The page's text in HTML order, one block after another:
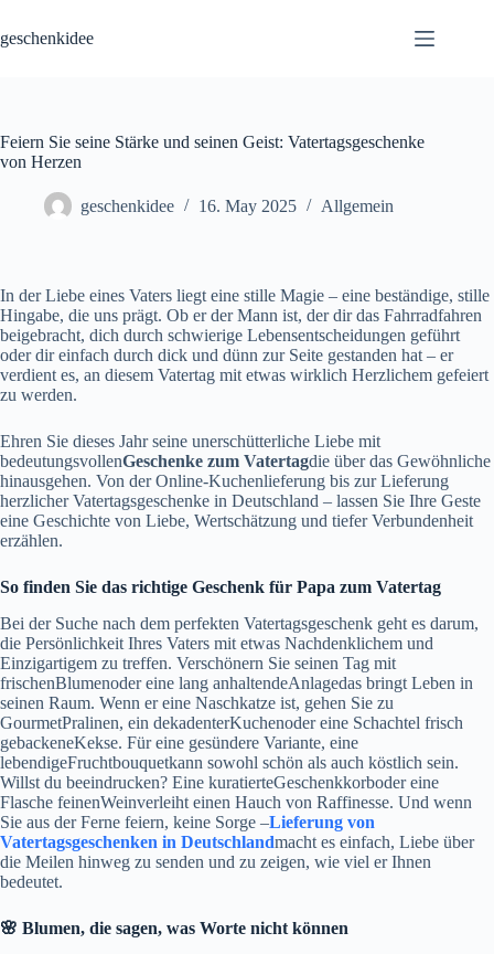
content
geschenkidee
Feiern Sie seine Stärke und seinen Geist: Vatertagsgeschenke
von Herzen
geschenkidee 16. May 2025 Allgemein
In der Liebe eines Vaters liegt eine stille Magie – eine beständige, stille
Hingabe, die uns prägt. Ob er der Mann ist, der dir das Fahrradfahren
beigebracht, dich durch schwierige Lebensentscheidungen geführt
oder dir einfach durch dick und dünn zur Seite gestanden hat – er
verdient es, an diesem Vatertag mit etwas wirklich Herzlichem gefeiert
zu werden.
Ehren Sie dieses Jahr seine unerschütterliche Liebe mit
bedeutungsvollenGeschenke zum Vatertagdie über das Gewöhnliche
hinausgehen. Von der Online-Kuchenlieferung bis zur Lieferung
herzlicher Vatertagsgeschenke in Deutschland – lassen Sie Ihre Geste
eine Geschichte von Liebe, Wertschätzung und tiefer Verbundenheit
erzählen.
So finden Sie das richtige Geschenk für Papa zum Vatertag
Bei der Suche nach dem perfekten Vatertagsgeschenk geht es darum,
die Persönlichkeit Ihres Vaters mit etwas Nachdenklichem und
Einzigartigem zu treffen. Verschönern Sie seinen Tag mit
frischenBlumenoder eine lang anhaltendeAnlagedas bringt Leben in
seinen Raum. Wenn er eine Naschkatze ist, gehen Sie zu
GourmetPralinen, ein dekadenterKuchenoder eine Schachtel frisch
gebackeneKekse. Für eine gesündere Variante, eine
lebendigeFruchtbouquetkann sowohl schön als auch köstlich sein.
Willst du beeindrucken? Eine kuratierteGeschenkkorboder eine
Flasche feinenWeinverleiht einen Hauch von Raffinesse. Und wenn
Sie aus der Ferne feiern, keine Sorge –Lieferung von
Vatertagsgeschenken in Deutschlandmacht es einfach, Liebe über
die Meilen hinweg zu senden und zu zeigen, wie viel er Ihnen
bedeutet.
🌸 Blumen, die sagen, was Worte nicht können